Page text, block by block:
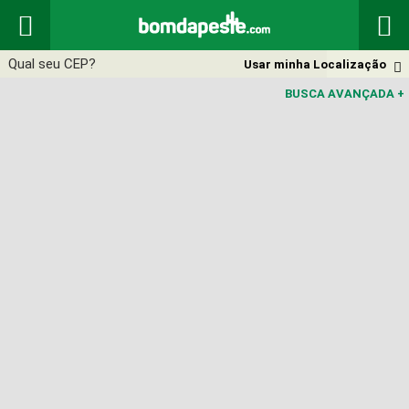
 

Usar minha Localização
BUSCA AVANÇADA +